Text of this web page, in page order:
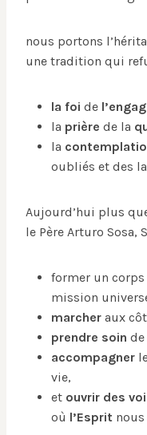
nous portons
une tradition qui
la foi de
la prière de la
la
oubliés et des
Aujourd’hui plus
le Père Arturo Sosa,
former un corps
mission
marcher aux
prendre soin
accompagner
vie,
et ouvrir des
où l’Esprit